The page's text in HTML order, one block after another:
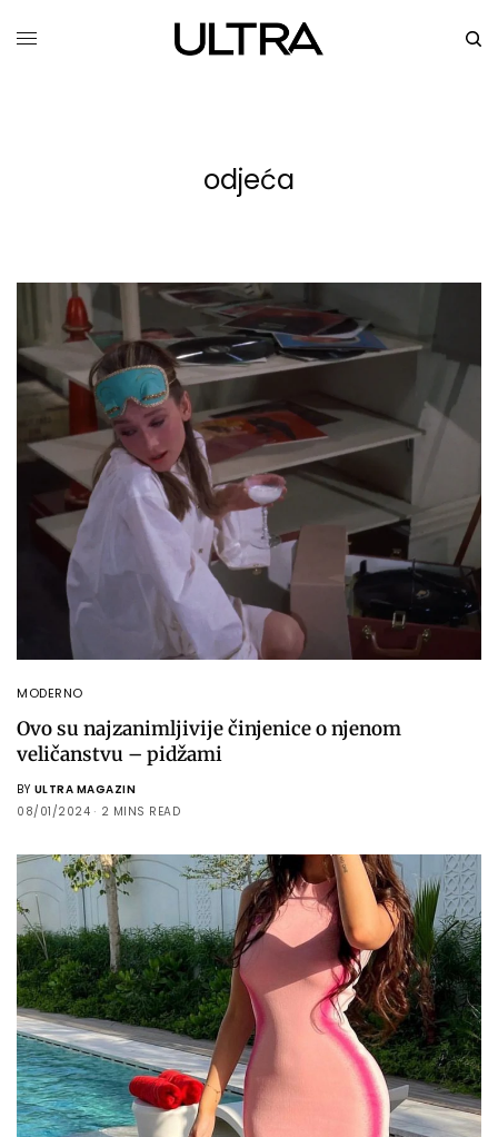
odjeća
MODERNO
Ovo su najzanimljivije činjenice o njenom
veličanstvu – pidžami
BY ULTRA MAGAZIN
08/01/2024
2 MINS READ